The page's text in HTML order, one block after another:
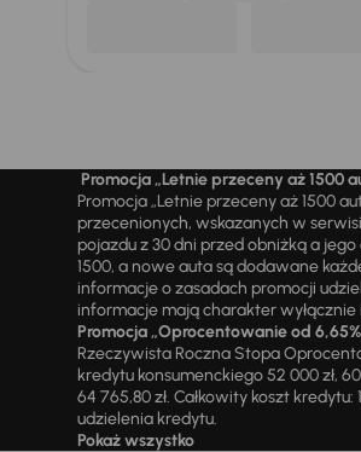
Promocja „Letnie przeceny aż 1500
Promocja „Letnie przeceny aż 1500
przecenionych, wskazanych w
pojazdu z 30 dni przed obniżką a
1500, a nowe auta są dodawane
informacje o zasadach promocji
informacje mają charakter
Promocja „Oprocentowanie od
Rzeczywista Roczna Stopa
kredytu konsumenckiego 52 000 zł,
64 765,80 zł. Całkowity koszt
udzielenia kredytu.
Pokaż wszystko